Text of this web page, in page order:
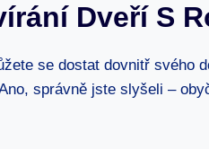
Dveří S
se dostat dovnitř
správně jste slyšeli –